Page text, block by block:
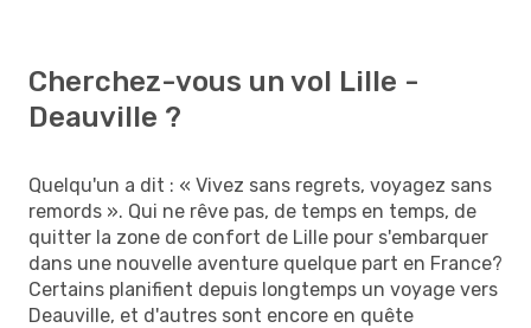
Cherchez-vous un vol Lille -
Deauville ?
Quelqu'un a dit : « Vivez sans regrets, voyagez sans
remords ». Qui ne rêve pas, de temps en temps, de
quitter la zone de confort de Lille pour s'embarquer
dans une nouvelle aventure quelque part en France?
Certains planifient depuis longtemps un voyage vers
Deauville, et d'autres sont encore en quête